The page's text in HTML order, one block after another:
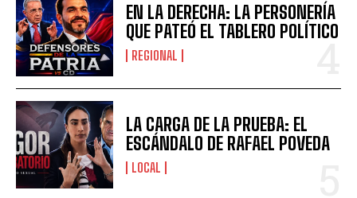
EN LA DERECHA: LA PERSONERÍA
QUE PATEÓ EL TABLERO POLÍTICO
REGIONAL
LA CARGA DE LA PRUEBA: EL
ESCÁNDALO DE RAFAEL POVEDA
LOCAL